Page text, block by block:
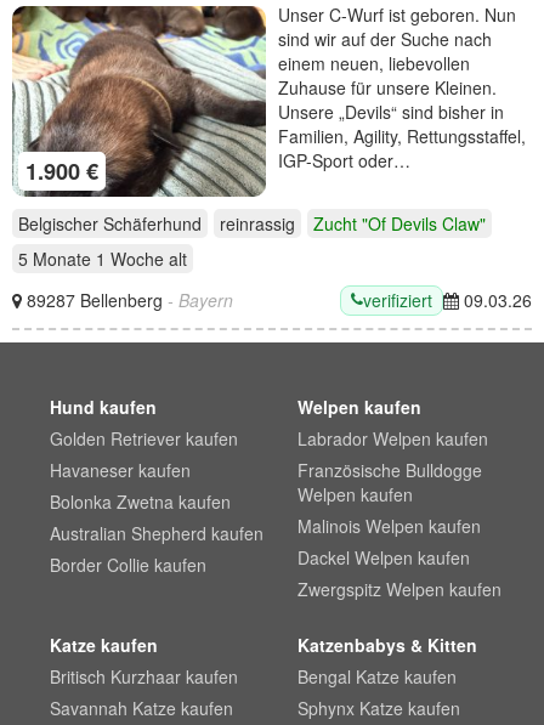
1.900 €
Unser C-Wurf ist geboren. Nun
sind wir auf der Suche nach
einem neuen, liebevollen
Zuhause für unsere Kleinen.
Unsere „Devils“ sind bisher in
Familien, Agility, Rettungsstaffel,
IGP-Sport oder…
Belgischer Schäferhund reinrassig
Zucht "Of Devils Claw"
5 Monate 1 Woche alt
89287 Bellenberg - Bayern verifiziert 09.03.26
Hund kaufen
Golden Retriever kaufen
Havaneser kaufen
Bolonka Zwetna kaufen
Australian Shepherd kaufen
Border Collie kaufen
Welpen kaufen
Labrador Welpen kaufen
Französische Bulldogge
Welpen kaufen
Malinois Welpen kaufen
Dackel Welpen kaufen
Zwergspitz Welpen kaufen
Katze kaufen
Britisch Kurzhaar kaufen
Savannah Katze kaufen
Katzenbabys & Kitten
Bengal Katze kaufen
Sphynx Katze kaufen